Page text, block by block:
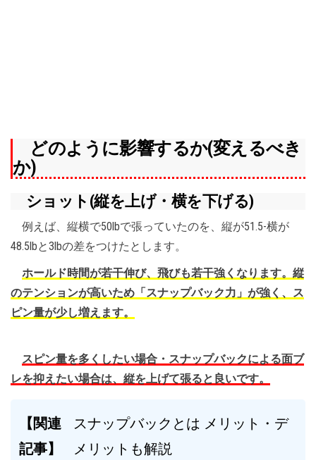
どのように影響するか(変えるべき
か)
ショット(縦を上げ・横を下げる)
例えば、縦横で50lbで張っていたのを、縦が51.5-横が
48.5lbと3lbの差をつけたとします。
ホールド時間が若干伸び、飛びも若干強くなります。縦
のテンションが高いため「スナップバック力」が強く、ス
ピン量が少し増えます。
スピン量を多くしたい場合・スナップバックによる面ブ
レを抑えたい場合は、縦を上げて張ると良いです。
【関連
記事】
スナップバックとは メリット・デ
メリットも解説